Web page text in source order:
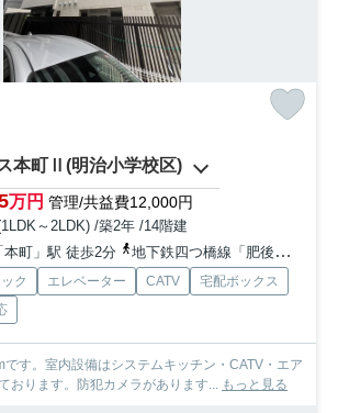
本町Ⅱ(明治小学校区)
万円 管理/共益費12,000円
～2LDK) /築2年 /14階建
町」駅 徒歩2分
地下鉄四つ橋線「肥後橋」駅 徒歩15分
ク エレベーター CATV
宅配ボックス
す。室内設備はシステムキッチン・CATV・エア
おります。防犯カメラがあります... もっと見る